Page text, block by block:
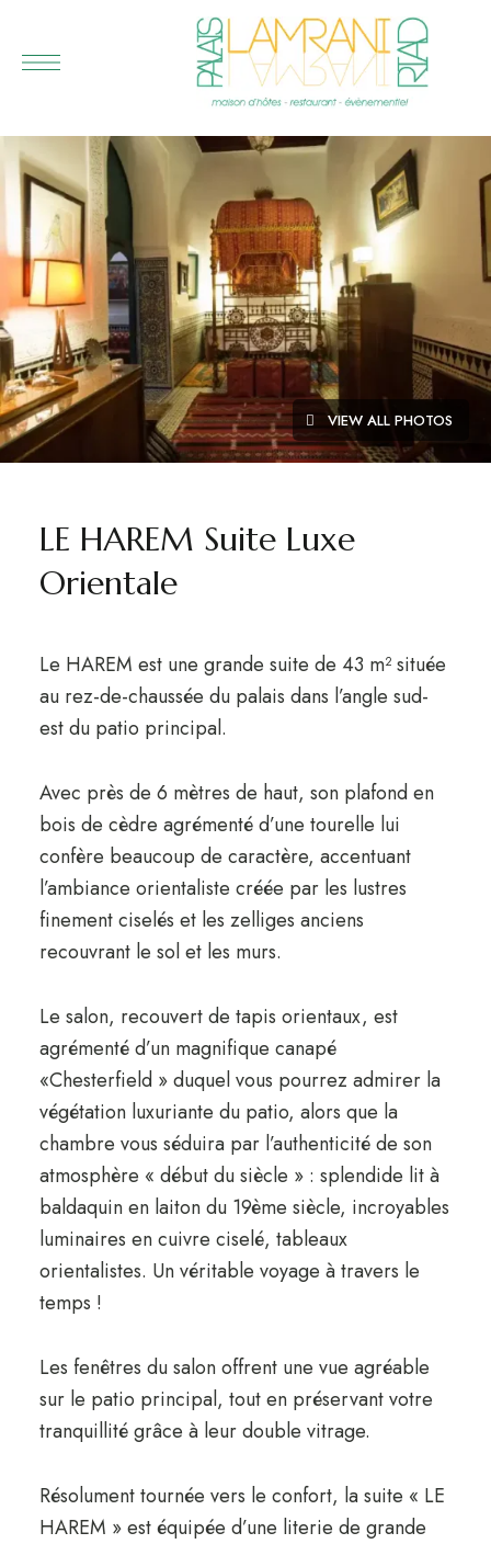
VIEW ALL PHOTOS
LE HAREM Suite Luxe
Orientale
Le HAREM est une grande suite de 43 m² située
au rez-de-chaussée du palais dans l’angle sud-
est du patio principal.
Avec près de 6 mètres de haut, son plafond en
bois de cèdre agrémenté d’une tourelle lui
confère beaucoup de caractère, accentuant
l’ambiance orientaliste créée par les lustres
finement ciselés et les zelliges anciens
recouvrant le sol et les murs.
Le salon, recouvert de tapis orientaux, est
agrémenté d’un magnifique canapé
«Chesterfield » duquel vous pourrez admirer la
végétation luxuriante du patio, alors que la
chambre vous séduira par l’authenticité de son
atmosphère « début du siècle » : splendide lit à
baldaquin en laiton du 19ème siècle, incroyables
luminaires en cuivre ciselé, tableaux
orientalistes. Un véritable voyage à travers le
temps !
Les fenêtres du salon offrent une vue agréable
sur le patio principal, tout en préservant votre
tranquillité grâce à leur double vitrage.
Résolument tournée vers le confort, la suite « LE
HAREM » est équipée d’une literie de grande